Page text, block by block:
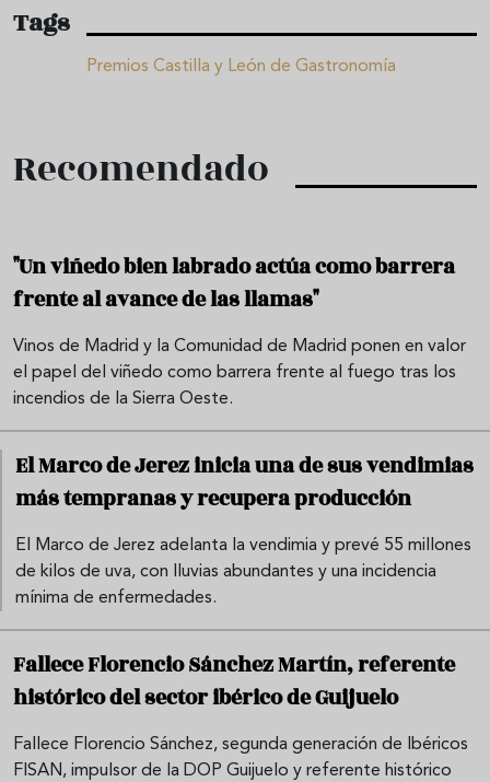
Tags
Premios Castilla y León de Gastronomía
Recomendado
"Un viñedo bien labrado actúa como barrera
frente al avance de las llamas"
Vinos de Madrid y la Comunidad de Madrid ponen en valor
el papel del viñedo como barrera frente al fuego tras los
incendios de la Sierra Oeste.
El Marco de Jerez inicia una de sus vendimias
más tempranas y recupera producción
El Marco de Jerez adelanta la vendimia y prevé 55 millones
de kilos de uva, con lluvias abundantes y una incidencia
mínima de enfermedades.
Fallece Florencio Sánchez Martín, referente
histórico del sector ibérico de Guijuelo
Fallece Florencio Sánchez, segunda generación de Ibéricos
FISAN, impulsor de la DOP Guijuelo y referente histórico